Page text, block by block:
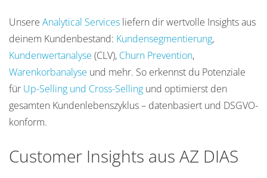
Unsere Analytical Services liefern dir wertvolle Insights aus
deinem Kundenbestand: Kundensegmentierung,
Kundenwertanalyse (CLV), Churn Prevention,
Warenkorbanalyse und mehr. So erkennst du Potenziale
für Up-Selling und Cross-Selling und optimierst den
gesamten Kundenlebenszyklus – datenbasiert und DSGVO-
konform.
Customer Insights aus AZ DIAS